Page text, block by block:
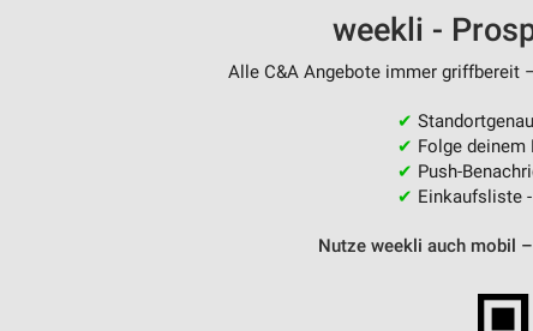
weekli -
Alle C&A Angebote immer griffbereit
✔
✔ Folge deinem
✔ Push-
✔ Einkaufsliste
Nutze weekli auch mobil